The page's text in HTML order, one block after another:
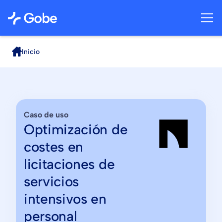
Inicio
Caso de uso
Optimización de
costes en
licitaciones de
servicios
intensivos en
personal